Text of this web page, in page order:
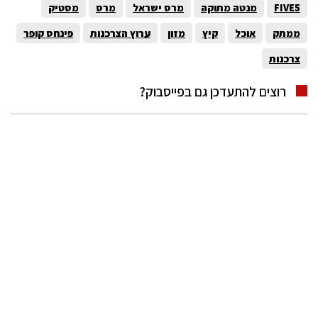
FIVE5 מנטה מתוקה מרס ישראל מרס
מסטיק
ממתק
אוכל קיץ מזון ערוץ הצרכנות
פינחס קופר
צרכנות
רוצים להתעדכן גם בפייסבוק?